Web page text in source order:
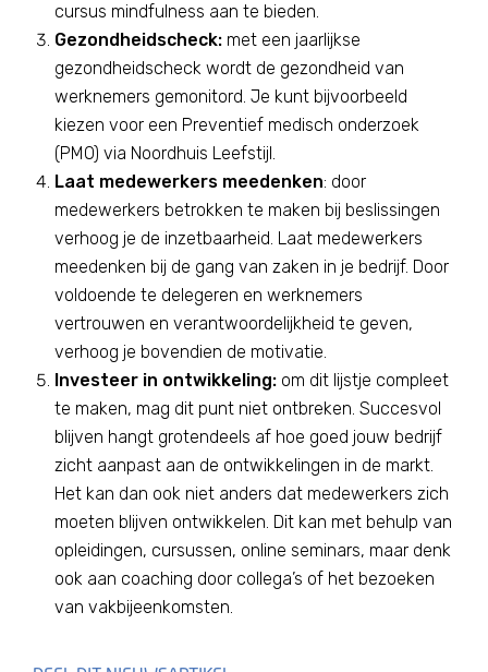
cursus mindfulness aan te bieden.
Gezondheidscheck: met een jaarlijkse
gezondheidscheck wordt de gezondheid van
werknemers gemonitord. Je kunt bijvoorbeeld
kiezen voor een Preventief medisch onderzoek
(PMO) via Noordhuis Leefstijl.
Laat medewerkers meedenken: door
medewerkers betrokken te maken bij beslissingen
verhoog je de inzetbaarheid. Laat medewerkers
meedenken bij de gang van zaken in je bedrijf. Door
voldoende te delegeren en werknemers
vertrouwen en verantwoordelijkheid te geven,
verhoog je bovendien de motivatie.
Investeer in ontwikkeling:om dit lijstje compleet
te maken, mag dit punt niet ontbreken. Succesvol
blijven hangt grotendeels af hoe goed jouw bedrijf
zicht aanpast aan de ontwikkelingen in de markt.
Het kan dan ook niet anders dat medewerkers zich
moeten blijven ontwikkelen. Dit kan met behulp van
opleidingen, cursussen, online seminars, maar denk
ook aan coaching door collega’s of het bezoeken
van vakbijeenkomsten.